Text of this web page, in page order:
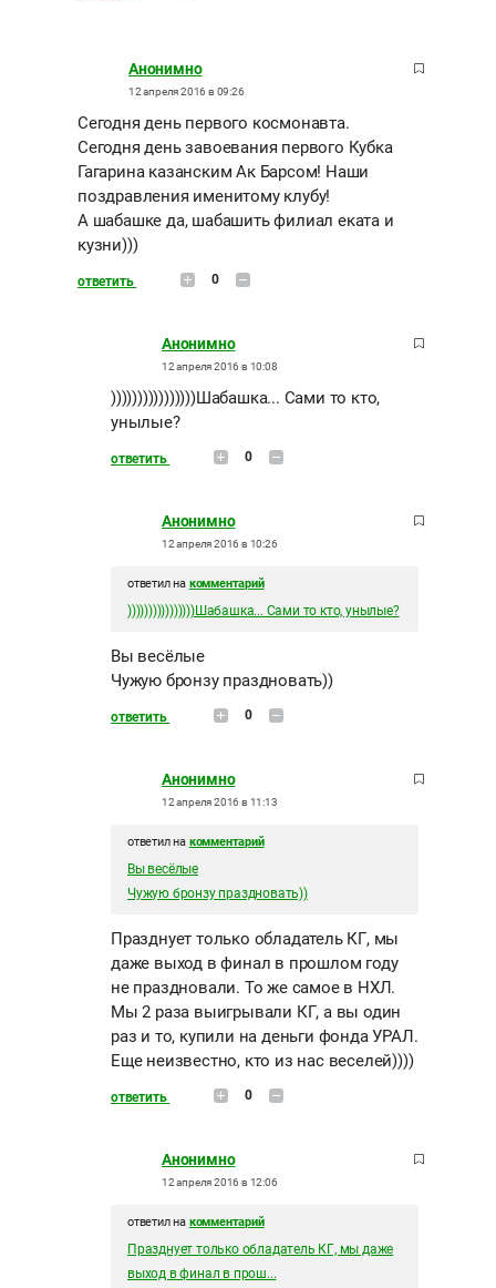
Анонимно
12 апреля 2016 в 09:26
Сегодня день первого космонавта.
Сегодня день завоевания первого Кубка
Гагарина казанским Ак Барсом! Наши
поздравления именитому клубу!
А шабашке да, шабашить филиал еката и
кузни)))
ответить 0
Анонимно
12 апреля 2016 в 10:08
))))))))))))))))Шабашка... Сами то кто,
унылые?
ответить 0
Анонимно
12 апреля 2016 в 10:26
ответил на комментарий
))))))))))))))))Шабашка... Сами то кто, унылые?
Вы весёлые
Чужую бронзу праздновать))
ответить 0
Анонимно
12 апреля 2016 в 11:13
ответил на комментарий
Вы весёлые
Чужую бронзу праздновать))
Празднует только обладатель КГ, мы
даже выход в финал в прошлом году
не праздновали. То же самое в НХЛ.
Мы 2 раза выигрывали КГ, а вы один
раз и то, купили на деньги фонда УРАЛ.
Еще неизвестно, кто из нас веселей))))
ответить 0
Анонимно
12 апреля 2016 в 12:06
ответил на комментарий
Празднует только обладатель КГ, мы даже
выход в финал в прош...